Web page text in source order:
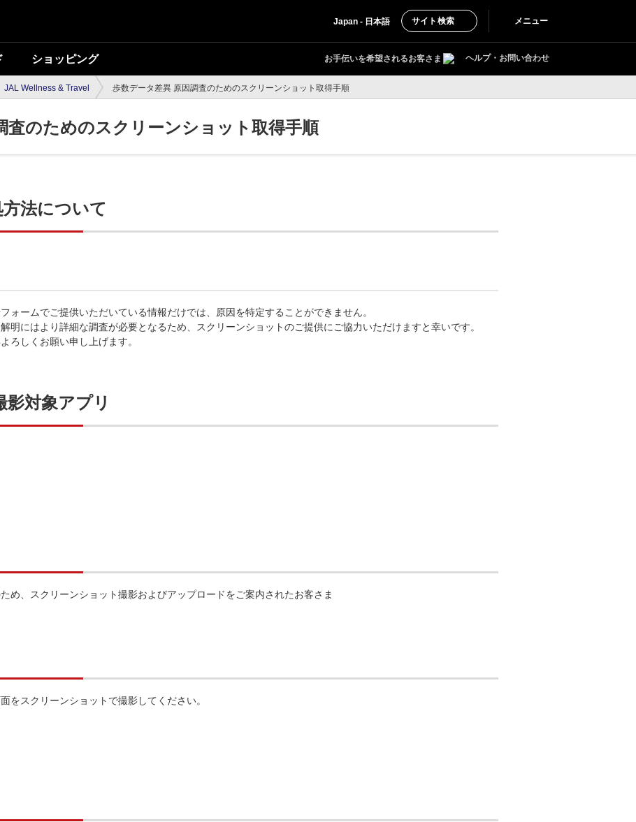
Japan - 日本語 サイト検索 メニュー
ショッピング お手伝いを希望されるお客さま ヘルプ・お問い合わせ
JAL Wellness & Travel 歩数データ差異 原因調査のためのスクリーンショット取得手順
査のためのスクリーンショット取得手順
法について
ォームでご提供いただいている情報だけでは、原因を特定することができません。
明にはより詳細な調査が必要となるため、スクリーンショットのご提供にご協力いただけますと幸いです。
ろしくお願い申し上げます。
対象アプリ
め、スクリーンショット撮影およびアップロードをご案内されたお客さま
をスクリーンショットで撮影してください。